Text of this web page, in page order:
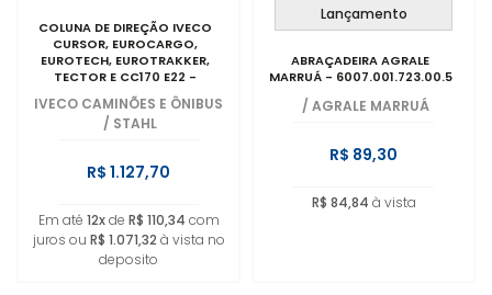
COLUNA DE DIREÇÃO IVECO
CURSOR, EUROCARGO,
EUROTECH, EUROTRAKKER,
TECTOR E CC170 E22 -
5801288375
IVECO CAMINÕES E ÔNIBUS
/ STAHL
R$ 1.127,70
Em até 12xde R$ 110,34 com
juros ou R$ 1.071,32 à vista no
deposito
Lançamento
ABRAÇADEIRA AGRALE
MARRUÁ - 6007.001.723.00.5
/ AGRALE MARRUÁ
R$ 89,30
R$ 84,84 à vista